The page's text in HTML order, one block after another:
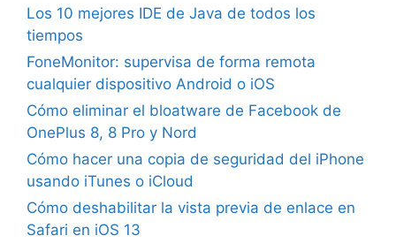
Los 10 mejores IDE de Java de todos los
tiempos
FoneMonitor: supervisa de forma remota
cualquier dispositivo Android o iOS
Cómo eliminar el bloatware de Facebook de
OnePlus 8, 8 Pro y Nord
Cómo hacer una copia de seguridad del iPhone
usando iTunes o iCloud
Cómo deshabilitar la vista previa de enlace en
Safari en iOS 13